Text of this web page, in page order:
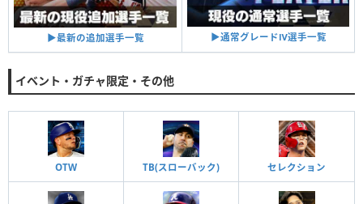
▶︎最新の追加選手一覧 ▶︎通常グレードⅣ選手一覧
イベント・ガチャ限定・その他
OTW TB(スローバック) セレクション